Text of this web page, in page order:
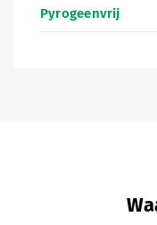
Pyrogeenvrij